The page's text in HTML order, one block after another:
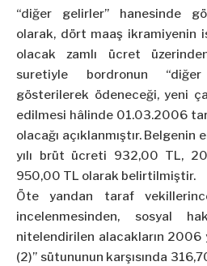
“diğer gelirler” hanesinde
olarak, dört maaş ikramiyenin
olacak zamlı ücret
suretiyle bordronun
gösterilerek ödeneceği, yeni
edilmesi hâlinde 01.03.2006
olacağı açıklanmıştır. Belgenin
yılı brüt ücreti 932,00 TL,
950,00 TL olarak belirtilmiştir.
Öte yandan taraf
incelenmesinden, sosyal
nitelendirilen alacakların 2006
(2)” sütununun karşısında